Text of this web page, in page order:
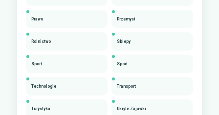
Prawo Przemysł
Rolnictwo Sklepy
Sport Sport
Technologie Transport
Turystyka Ukryte Zajawki